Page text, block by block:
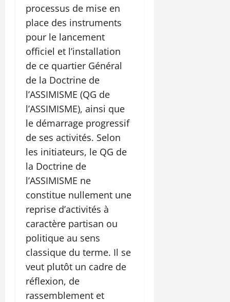
processus de mise en
place des instruments
pour le lancement
officiel et l’installation
de ce quartier Général
de la Doctrine de
l’ASSIMISME (QG de
l’ASSIMISME), ainsi que
le démarrage progressif
de ses activités. Selon
les initiateurs, le QG de
la Doctrine de
l’ASSIMISME ne
constitue nullement une
reprise d’activités à
caractère partisan ou
politique au sens
classique du terme. Il se
veut plutôt un cadre de
réflexion, de
rassemblement et